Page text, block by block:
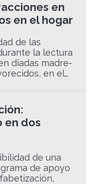
en
en el hogar
de las
la lectura
diadas madre-
en el…
en dos
de una
de apoyo